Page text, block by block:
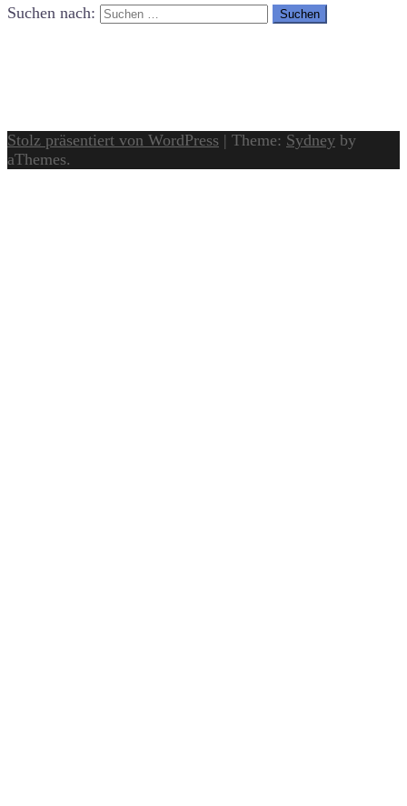
Suchen nach:
Stolz präsentiert von WordPress | Theme: Sydney by
aThemes.